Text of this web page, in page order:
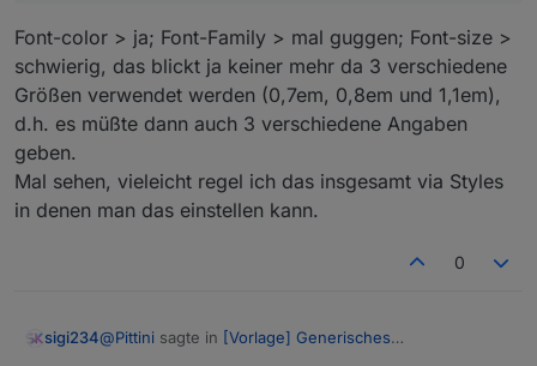
Geht jetzt mit
height: 30px; text-align:center; padding-top:
1px
Super, werd trotzdem guggen dass das im
nächsten fix auch mit dem MD2 direkt läuft.
Font-color > ja; Font-Family > mal guggen; Font-size >
schwierig, das blickt ja keiner mehr da 3 verschiedene
Größen verwendet werden (0,7em, 0,8em und 1,1em),
d.h. es müßte dann auch 3 verschiedene Angaben
geben.
Mal sehen, vieleicht regel ich das insgesamt via Styles
in denen man das einstellen kann.
0
sigi234@Pittini sagte in [Vorlage] Generisches